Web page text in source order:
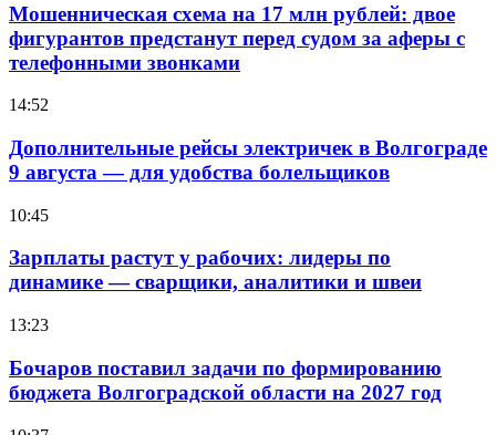
Мошенническая схема на 17 млн рублей: двое
фигурантов предстанут перед судом за аферы с
телефонными звонками
14:52
Дополнительные рейсы электричек в Волгограде
9 августа — для удобства болельщиков
10:45
Зарплаты растут у рабочих: лидеры по
динамике — сварщики, аналитики и швеи
13:23
Бочаров поставил задачи по формированию
бюджета Волгоградской области на 2027 год